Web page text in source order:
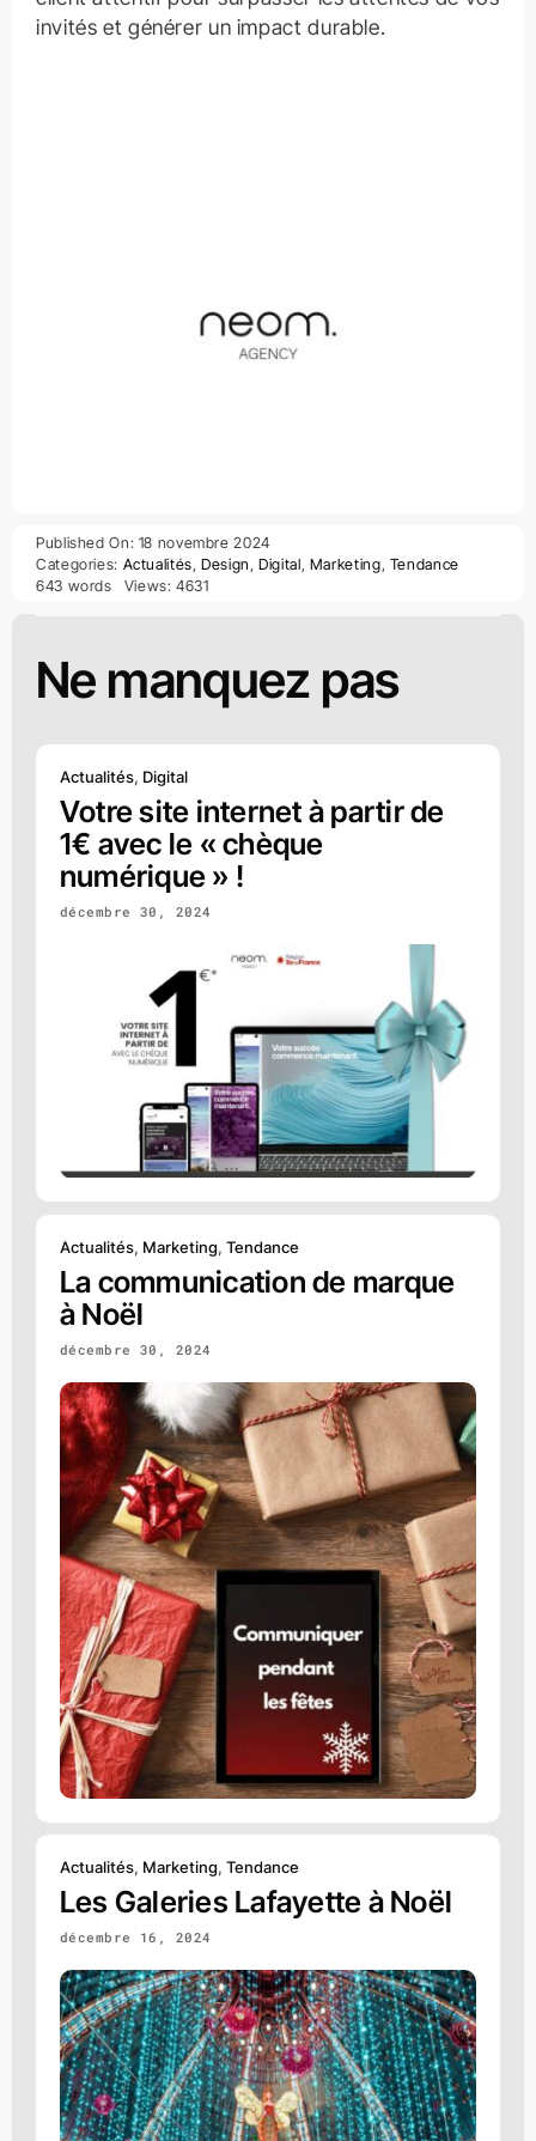
invités et générer un impact durable.
Published On: 18 novembre 2024
Categories: Actualités ,Design ,Digital Marketing Tendance
643 words
Views: 4631
Ne manquez pas
Actualités, Digital
Votre site internet à partir de
1€ avec le « chèque
numérique » !
décembre 30, 2024
Actualités, Marketing, Tendance
La communication de marque
à Noël
décembre 30, 2024
Actualités, Marketing, Tendance
Les Galeries Lafayette à Noël
décembre 16, 2024